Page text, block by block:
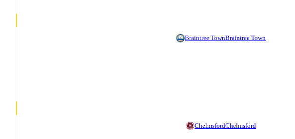
Braintree TownBraintree Town
ChelmsfordChelmsford